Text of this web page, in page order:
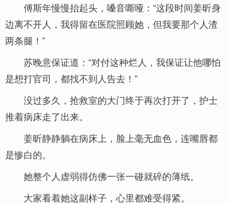
傅斯年慢慢抬起头，嗓音嘶哑：“这段时间姜昕身
边离不开人，我得留在医院照顾她，但我要那个人渣
两条腿！”
苏晚意保证道：“对付这种烂人，我保证让他哪怕
是想打官司，都找不到人告去！”
没过多久，抢救室的大门终于再次打开了，护士
推着病床走了出来。
姜昕静静躺在病床上，脸上毫无血色，连嘴唇都
是惨白的。
她整个人虚弱得仿佛一张一碰就碎的薄纸。
大家看着她这副样子，心里都难受得紧。